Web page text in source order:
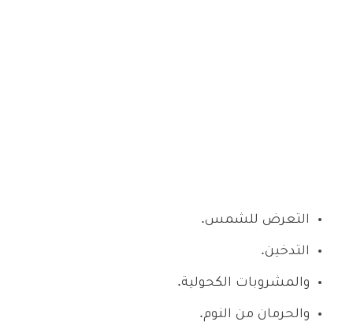
التعرض للشمس.
التدخين.
والمشروبات الكحولية.
والحرمان من النوم.